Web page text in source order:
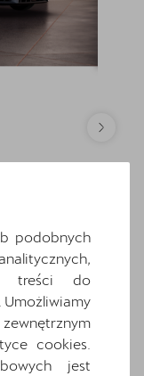
zł
obniżki:
Już
podobnych
treści do
Umożliwiamy
cookies.
jest